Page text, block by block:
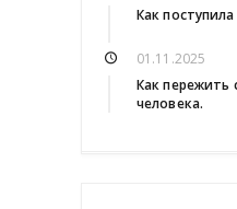
Как
01.11.2025
Как пережить
человека.